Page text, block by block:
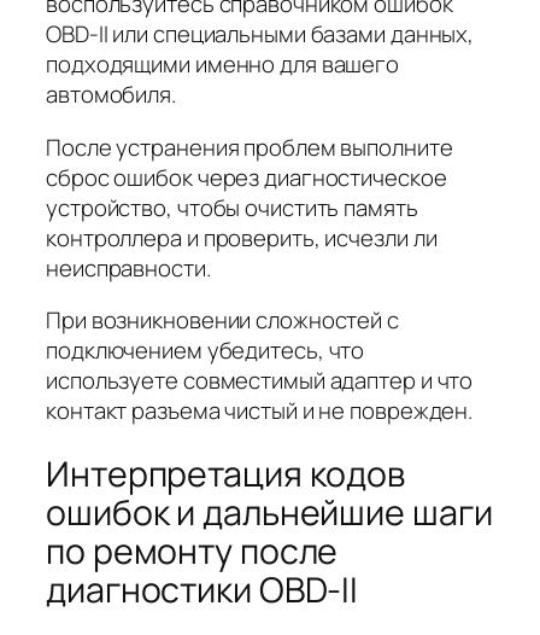
OBD-II или специальными базами данных,
подходящими именно для вашего
автомобиля.
После устранения проблем выполните
сброс ошибок через диагностическое
устройство, чтобы очистить память
контроллера и проверить, исчезли ли
неисправности.
При возникновении сложностей с
подключением убедитесь, что
используете совместимый адаптер и что
контакт разъема чистый и не поврежден.
Интерпретация кодов
ошибок и дальнейшие шаги
по ремонту после
диагностики OBD-II